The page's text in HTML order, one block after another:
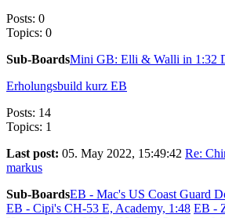
Posts: 0
Topics: 0
Sub-BoardsMini GB: Elli & Walli in 1:32
Erholungsbuild kurz EB
Posts: 14
Topics: 1
Last post: 05. May 2022, 15:49:42 Re:
markus
Sub-BoardsEB - Mac's US Coast Guard
EB - Cipi's CH-53 E, Academy, 1:48 EB -